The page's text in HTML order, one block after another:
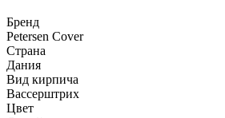
Бренд
Petersen Cover
Страна
Дания
Вид кирпича
Вассерштрих
Цвет